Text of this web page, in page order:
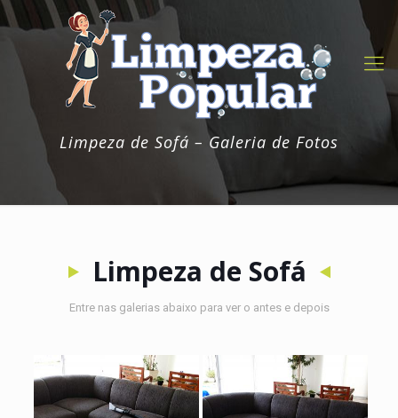
Limpeza de Sofá – Galeria de Fotos
Limpeza de Sofá
Entre nas galerias abaixo para ver o antes e depois